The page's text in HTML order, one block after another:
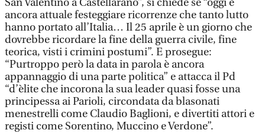
San Valentino a Castellarano”, si chiede se “oggi è
ancora attuale festeggiare ricorrenze che tanto lutto
hanno portato all’Italia… Il 25 aprile è un giorno che
dovrebbe ricordare la fine della guerra civile, fine
teorica, visti i crimini postumi”. E prosegue:
“Purtroppo però la data in parola è ancora
appannaggio di una parte politica” e attacca il Pd
“d’èlite che incorona la sua leader quasi fosse una
principessa ai Parioli, circondata da blasonati
menestrelli come Claudio Baglioni, e divertiti attori e
registi come Sorentino, Muccino e Verdone”.